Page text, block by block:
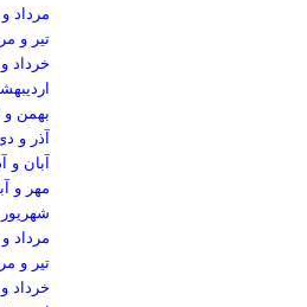
مرداد و
تیر و
خرداد و
بهمن و
آذر و دی
آبان و آذر
مهر و آبان
شهریور و
مرداد و
تیر و
خرداد و